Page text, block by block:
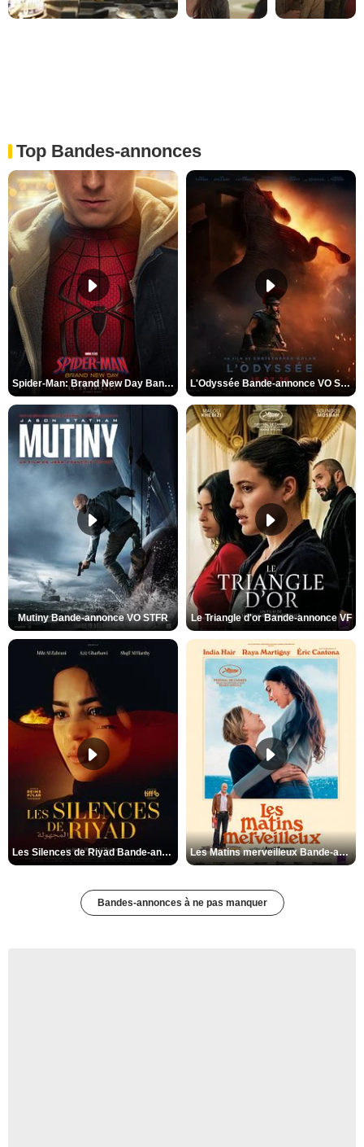
Top Bandes-annonces
Spider-Man: Brand New Day Bande-annonce VO STFR L'Odyssée Bande-annonce VO STFR
Mutiny Bande-annonce VO STFR Le Triangle d'or Bande-annonce VF
Les Silences de Riyad Bande-annonce VO STFR Les Matins merveilleux Bande-annonce VF
Bandes-annonces à ne pas manquer